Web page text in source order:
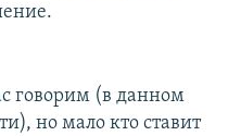
говорим (в данном
но мало кто ставит